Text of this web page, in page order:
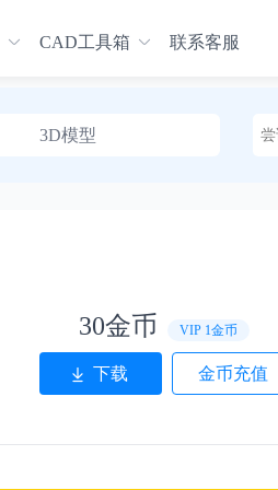
CAD工具箱 联系客服
3D模型
30金币 VIP 1金币
下载 金币充值